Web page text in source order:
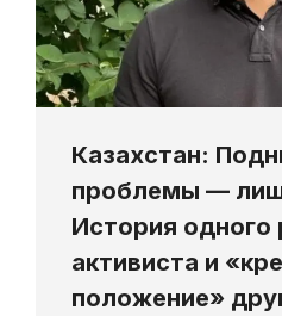
Казахстан:
проблемы —
История одного
активиста и
положение»